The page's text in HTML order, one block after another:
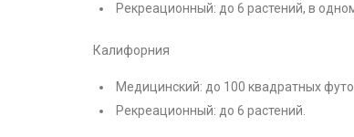
Рекреационный: до 6 растений, в
Калифорния
Медицинский: до 100 квадратных
Рекреационный: до 6 растений.